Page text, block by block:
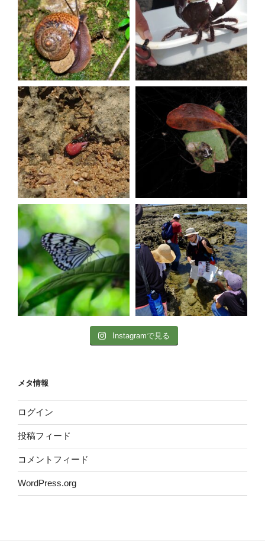
Instagramで見る
メタ情報
ログイン
投稿フィード
コメントフィード
WordPress.org